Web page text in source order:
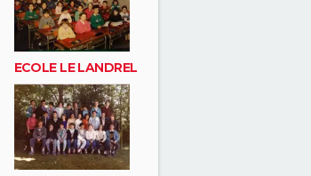
ECOLE LE LANDREL